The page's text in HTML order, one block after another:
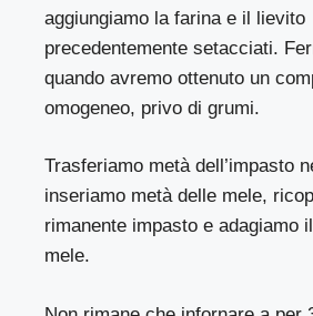
aggiungiamo la farina e il lievito
precedentemente setacciati.
quando avremo ottenuto un
omogeneo, privo di grumi.
Trasferiamo metà dell’impasto
inseriamo metà delle mele,
rimanente impasto e adagiamo
mele.